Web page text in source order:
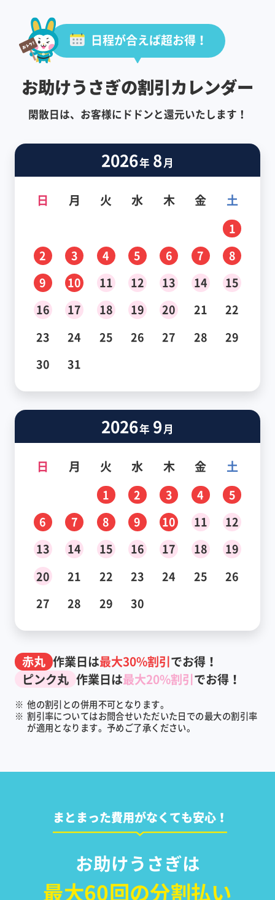
日程が合えば超お得！
お助けうさぎの割引カレンダー
閑散日は、お客様にドドンと還元いたします！
2026年 8月
日 月 火 水 木 金 土
1
2
3 4 5 6 7
8
9
10 11 12 13 14
15
16
17 18 19 20 21
22
23
24 25 26 27 28
29
30
31
2026年 9月
日 月 火 水 木 金 土
1 2 3 4
5
6
7 8 9 10 11
12
13
14 15 16 17 18
19
20
21 22 23 24 25
26
27
28 29 30
赤丸 作業日は最大30%割引でお得！
ピンク丸 作業日は最大20%割引でお得！
※ 他の割引との併用不可となります。
※ 割引率についてはお問合せいただいた日での最大の割引率
が適用となります。予めご了承ください。
まとまった費用がなくても安心！
お助けうさぎは
最大60回の分割払い